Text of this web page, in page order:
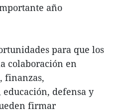
año
para que los
colaboración en
finanzas,
defensa y
firmar